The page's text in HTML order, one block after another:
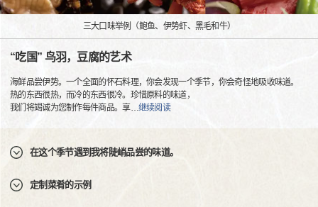
三大口味举例（鲍鱼、伊势虾、黑毛和牛）
“吃国” 鸟羽，豆腐的艺术
海鲜品尝伊势。一个全面的怀石料理，你会发现一个季节，你会奇怪地吸收味道。
热的东西很热，而冷的东西很冷。珍惜原料的味道，
我们将竭诚为您制作每件商品。享…继续阅读
在这个季节遇到我将陡峭品尝的味道。
定制菜肴的示例